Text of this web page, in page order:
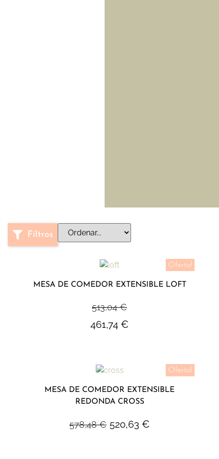
Filtros
Oferta!
MESA DE COMEDOR EXTENSIBLE LOFT
513,04€
461,74 €
Oferta!
MESA DE COMEDOR EXTENSIBLE
REDONDA CROSS
578,48€ 520,63 €